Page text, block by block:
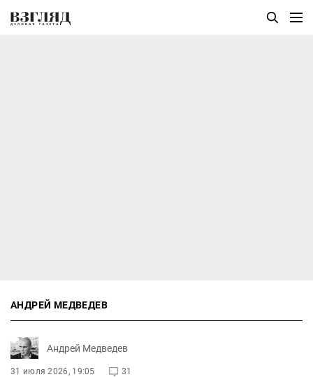
АНДРЕЙ МЕДВЕДЕВ
Андрей Медведев
31 июля 2026, 19:05 31